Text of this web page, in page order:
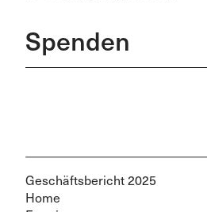
Spenden
Geschäftsbericht 2025
Home